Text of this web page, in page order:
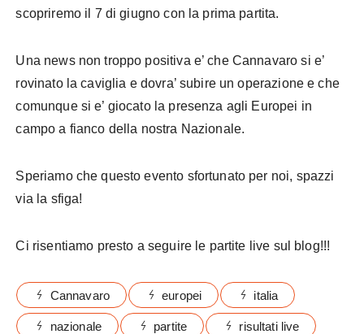
scopriremo il 7 di giugno con la prima partita.
Una news non troppo positiva e’ che Cannavaro si e’
rovinato la caviglia e dovra’ subire un operazione e che
comunque si e’ giocato la presenza agli Europei in
campo a fianco della nostra Nazionale.
Speriamo che questo evento sfortunato per noi, spazzi
via la sfiga!
Ci risentiamo presto a seguire le partite live sul blog!!!
Cannavaro europei italia
nazionale partite risultati live